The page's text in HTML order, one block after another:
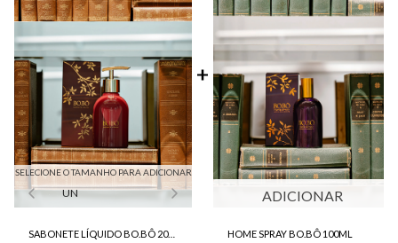
SELECIONE O TAMANHO PARA ADICIONAR
UN
SABONETE LÍQUIDO BO.BÔ 200ML
ADICIONAR
HOME SPRAY BO.BÔ 100ML